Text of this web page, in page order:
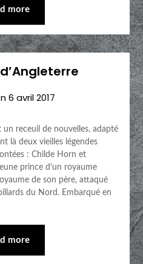
more
6 avril 2017
un receuil de nouvelles, adapté
là deux vieilles légendes
: Childe Horn et
prince d’un royaume
de son père, attaqué
du Nord. Embarqué en
more